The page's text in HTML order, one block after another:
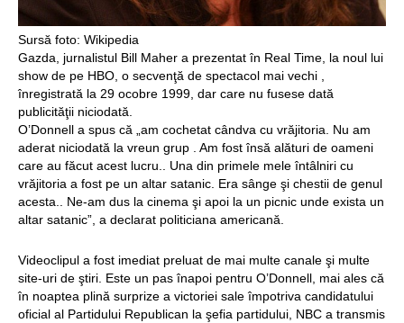
Sursă foto: Wikipedia
Gazda, jurnalistul Bill Maher a prezentat în Real Time, la noul lui
show de pe HBO, o secvenţă de spectacol mai vechi ,
înregistrată la 29 ocobre 1999, dar care nu fusese dată
publicităţii niciodată.
O’Donnell a spus că „am cochetat cândva cu vrăjitoria. Nu am
aderat niciodată la vreun grup . Am fost însă alături de oameni
care au făcut acest lucru.. Una din primele mele întâlniri cu
vrăjitoria a fost pe un altar satanic. Era sânge şi chestii de genul
acesta.. Ne-am dus la cinema şi apoi la un picnic unde exista un
altar satanic”, a declarat politiciana americană.
Videoclipul a fost imediat preluat de mai multe canale şi multe
site-uri de ştiri. Este un pas înapoi pentru O’Donnell, mai ales că
în noaptea plină surprize a victoriei sale împotriva candidatului
oficial al Partidului Republican la şefia partidului, NBC a transmis